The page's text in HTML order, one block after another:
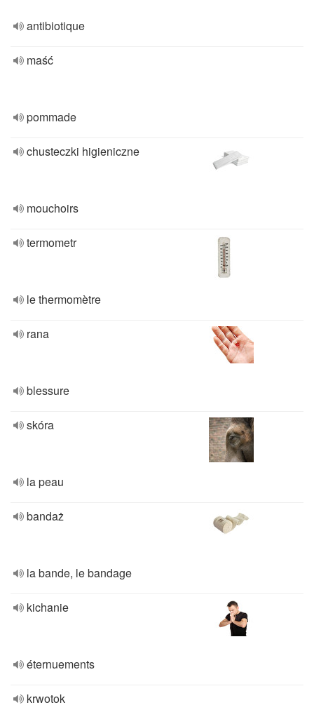
antibiotique
maść
pommade
chusteczki higieniczne
mouchoirs
termometr
le thermomètre
rana
blessure
skóra
la peau
bandaż
la bande, le bandage
kichanie
éternuements
krwotok